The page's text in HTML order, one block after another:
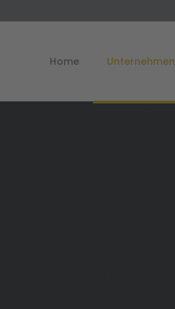
Home Unternehmen